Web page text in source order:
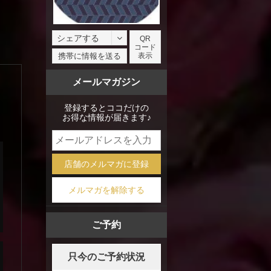
シェアする
facebook
携帯に情報を送る
QR
コード
表示
メールマガジン
登録するとココだけの
お得な情報が届きます♪
店舗のメルマガに登録
メルマガを解除する
ご予約
只今のご予約状況